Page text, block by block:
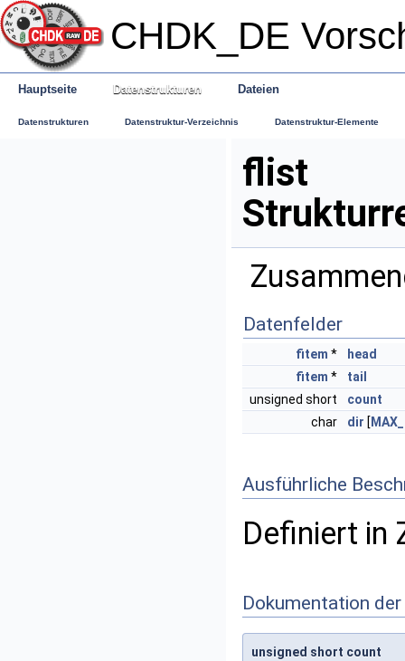
CHDK_DE
Hauptseite Datenstrukturen Dateien
Datenstrukturen Datenstruktur-Verzeichnis Datenstruktur-Elemente
flist
Datenfelder
fitem *
head
fitem *
tail
unsigned short
count
char
dir [
Ausführliche
Definiert in
Dokumentation
unsigned short count